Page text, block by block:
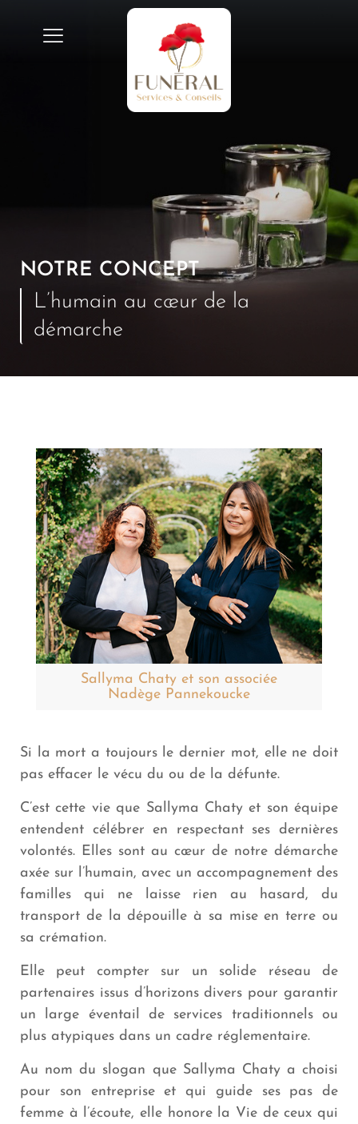
NOTRE CONCEPT
L’humain au cœur de la
démarche
Sallyma Chaty et son associée
Nadège Pannekoucke
Si la mort a toujours le dernier mot, elle ne doit
pas effacer le vécu du ou de la défunte.
C’est cette vie que Sallyma Chaty et son équipe
entendent célébrer en respectant ses dernières
volontés. Elles sont au cœur de notre démarche
axée sur l’humain, avec un accompagnement des
familles qui ne laisse rien au hasard, du
transport de la dépouille à sa mise en terre ou
sa crémation.
Elle peut compter sur un solide réseau de
partenaires issus d’horizons divers pour garantir
un large éventail de services traditionnels ou
plus atypiques dans un cadre réglementaire.
Au nom du slogan que Sallyma Chaty a choisi
pour son entreprise et qui guide ses pas de
femme à l’écoute, elle honore la Vie de ceux qui